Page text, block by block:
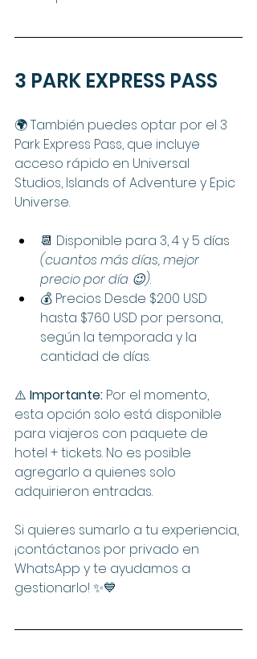
3 PARK EXPRESS PASS
🌍 También puedes optar por el 3
Park Express Pass, que incluye
acceso rápido en Universal
Studios, Islands of Adventure y Epic
Universe.
📆 Disponible para 3, 4 y 5 días
(cuantos más días, mejor
precio por día 😉).
💰 Precios Desde $200 USD
hasta $760 USD por persona,
según la temporada y la
cantidad de días.
⚠️ Importante: Por el momento,
esta opción solo está disponible
para viajeros con paquete de
hotel + tickets. No es posible
agregarlo a quienes solo
adquirieron entradas.
Si quieres sumarlo a tu experiencia,
¡contáctanos por privado en
WhatsApp y te ayudamos a
gestionarlo! ✨💙